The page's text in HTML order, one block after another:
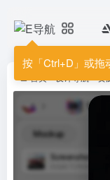
按「Ctrl+D」或拖